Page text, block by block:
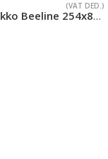
(VAT DED.)
Muu merkki Harjakiekko Beeline 254x800 2,5 4N